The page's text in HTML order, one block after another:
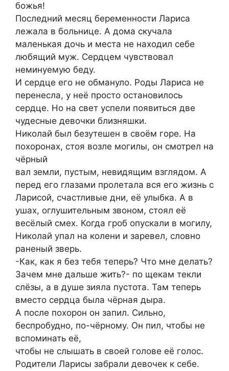
божья!
Последний месяц беременности Лариса
лежала в больнице. А дома скучала
маленькая дочь и места не находил себе
любящий муж. Сердцем чувствовал
неминуемую беду.
И сердце его не обмануло. Роды Лариса не
перенесла, у неё просто остановилось
сердце. Но на свет успели появиться две
чудесные девочки близняшки.
Николай был безутешен в своём горе. На
похоронах, стоя возле могилы, он смотрел на
чёрный
вал земли, пустым, невидящим взглядом. А
перед его глазами пролетала вся его жизнь с
Ларисой, счастливые дни, её улыбка. А в
ушах, оглушительным звоном, стоял её
весёлый смех. Когда гроб опускали в могилу,
Николай упал на колени и заревел, словно
раненый зверь.
-Как, как я без тебя теперь? Что мне делать?
Зачем мне дальше жить?- по щекам текли
слёзы, а в душе зияла пустота. Там теперь
вместо сердца была чёрная дыра.
А после похорон он запил. Сильно,
беспробудно, по-чёрному. Он пил, чтобы не
вспоминать её,
чтобы не слышать в своей голове её голос.
Родители Ларисы забрали девочек к себе.